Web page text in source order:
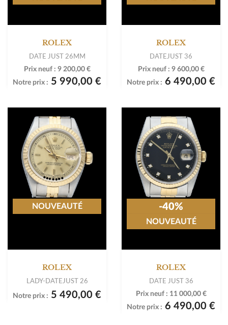
ROLEX
DATE JUST 26MM
Prix neuf : 9 200,00 €
Notre prix : 5 990,00 €
ROLEX
DATEJUST 36
Prix neuf : 9 600,00 €
Notre prix : 6 490,00 €
ROLEX
LADY-DATEJUST 26
Notre prix : 5 490,00 €
NOUVEAUTÉ
ROLEX
DATE JUST 36
Prix neuf : 11 000,00 €
Notre prix : 6 490,00 €
-40%
NOUVEAUTÉ